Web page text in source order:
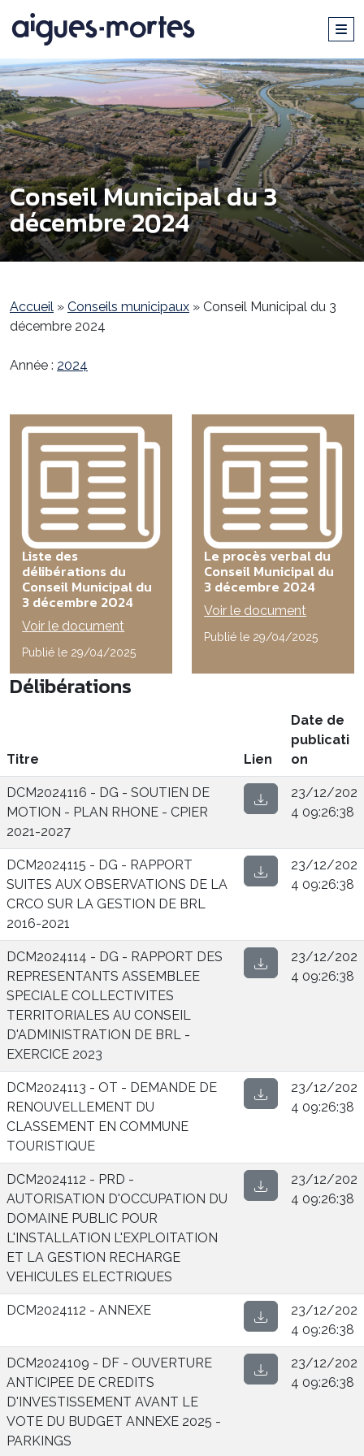
Conseil Municipal du 3
décembre 2024
Accueil » Conseils municipaux » Conseil Municipal du 3
décembre 2024
Année : 2024
Liste des
délibérations du
Conseil Municipal du
3 décembre 2024
Voir le document
Publié le 29/04/2025
Le procès verbal du
Conseil Municipal du
3 décembre 2024
Voir le document
Publié le 29/04/2025
Délibérations
Titre Lien
Date de
publicati
on
DCM2024116 - DG - SOUTIEN DE
MOTION - PLAN RHONE - CPIER
2021-2027
23/12/202
4 09:26:38
DCM2024115 - DG - RAPPORT
SUITES AUX OBSERVATIONS DE LA
CRCO SUR LA GESTION DE BRL
2016-2021
23/12/202
4 09:26:38
DCM2024114 - DG - RAPPORT DES
REPRESENTANTS ASSEMBLEE
SPECIALE COLLECTIVITES
TERRITORIALES AU CONSEIL
D'ADMINISTRATION DE BRL -
EXERCICE 2023
23/12/202
4 09:26:38
DCM2024113 - OT - DEMANDE DE
RENOUVELLEMENT DU
CLASSEMENT EN COMMUNE
TOURISTIQUE
23/12/202
4 09:26:38
DCM2024112 - PRD -
AUTORISATION D'OCCUPATION DU
DOMAINE PUBLIC POUR
L'INSTALLATION L'EXPLOITATION
ET LA GESTION RECHARGE
VEHICULES ELECTRIQUES
23/12/202
4 09:26:38
DCM2024112 - ANNEXE
23/12/202
4 09:26:38
DCM2024109 - DF - OUVERTURE
ANTICIPEE DE CREDITS
D'INVESTISSEMENT AVANT LE
VOTE DU BUDGET ANNEXE 2025 -
PARKINGS
23/12/202
4 09:26:38